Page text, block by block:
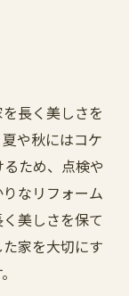
長く美しさを
や秋にはコケ
ため、点検や
なリフォーム
美しさを保て
家を大切にす